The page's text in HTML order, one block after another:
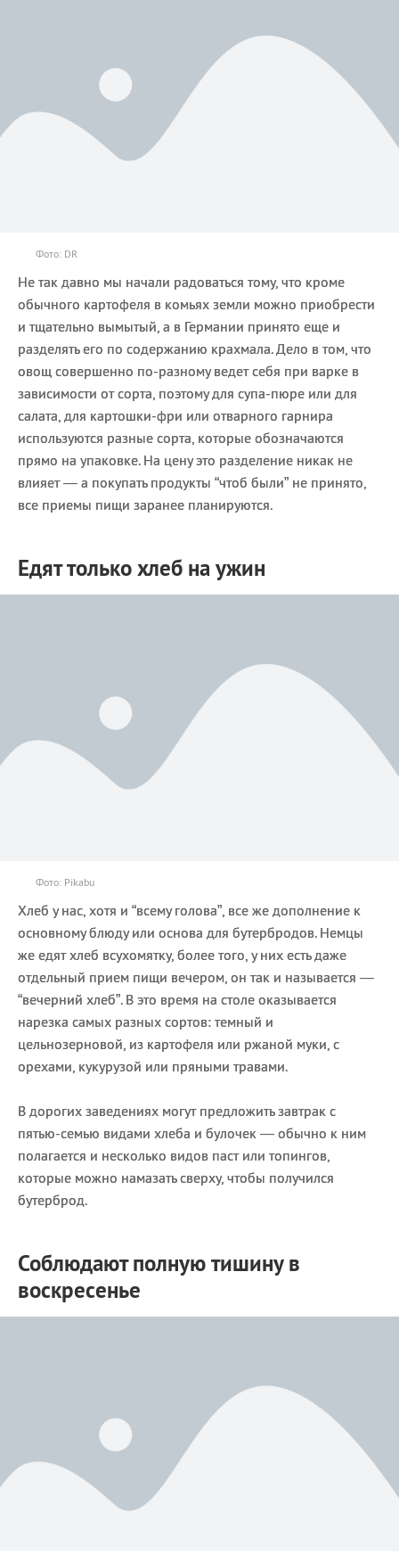
Фото: DR
Не так давно мы начали радоваться тому, что кроме
обычного картофеля в комьях земли можно приобрести
и тщательно вымытый, а в Германии принято еще и
разделять его по содержанию крахмала. Дело в том, что
овощ совершенно по-разному ведет себя при варке в
зависимости от сорта, поэтому для супа-пюре или для
салата, для картошки-фри или отварного гарнира
используются разные сорта, которые обозначаются
прямо на упаковке. На цену это разделение никак не
влияет — а покупать продукты “чтоб были” не принято,
все приемы пищи заранее планируются.
Едят только хлеб на ужин
Фото: Pikabu
Хлеб у нас, хотя и “всему голова”, все же дополнение к
основному блюду или основа для бутербродов. Немцы
же едят хлеб всухомятку, более того, у них есть даже
отдельный прием пищи вечером, он так и называется —
“вечерний хлеб”. В это время на столе оказывается
нарезка самых разных сортов: темный и
цельнозерновой, из картофеля или ржаной муки, с
орехами, кукурузой или пряными травами.
В дорогих заведениях могут предложить завтрак с
пятью-семью видами хлеба и булочек — обычно к ним
полагается и несколько видов паст или топингов,
которые можно намазать сверху, чтобы получился
бутерброд.
Соблюдают полную тишину в
воскресенье